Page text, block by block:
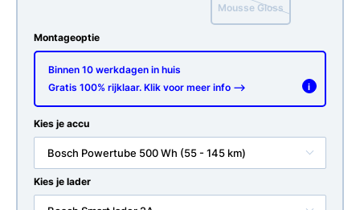
Mousse Gloss
Montageoptie
Binnen 10 werkdagen in huis
Gratis 100% rijklaar. Klik voor meer info -->
i
Kies je accu
Bosch Powertube 500 Wh (55 - 145 km)
Kies je lader